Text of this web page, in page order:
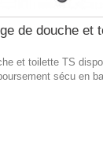
de douche et
et toilette TS
sécu en